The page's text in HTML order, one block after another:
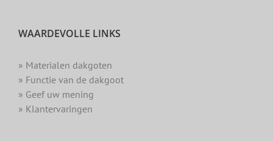
WAARDEVOLLE LINKS
» Materialen dakgoten
» Functie van de dakgoot
» Geef uw mening
» Klantervaringen